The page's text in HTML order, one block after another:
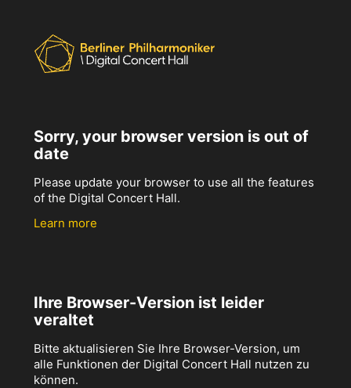
Sorry, your browser version is out of
date
Please update your browser to use all the features
of the Digital Concert Hall.
Learn more
Ihre Browser-Version ist leider
veraltet
Bitte aktualisieren Sie Ihre Browser-Version, um
alle Funktionen der Digital Concert Hall nutzen zu
können.